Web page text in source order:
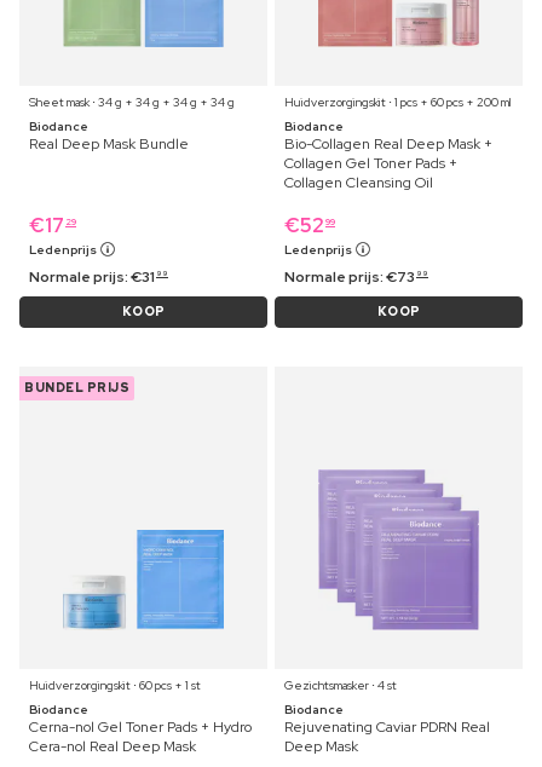
Sheet mask ⋅ 34 g + 34 g + 34 g + 34 g
Biodance
Real Deep Mask Bundle
€17 29
Ledenprijs
Normale prijs:€31 99
KOOP
Huidverzorgingskit ⋅ 1 pcs + 60 pcs + 200 ml
Biodance
Bio-Collagen Real Deep Mask +
Collagen Gel Toner Pads +
Collagen Cleansing Oil
€52 99
Ledenprijs
Normale prijs:€73 99
KOOP
BUNDEL PRIJS
Huidverzorgingskit ⋅ 60 pcs + 1 st
Biodance
Cerna-nol Gel Toner Pads + Hydro
Cera-nol Real Deep Mask
Gezichtsmasker ⋅ 4 st
Biodance
Rejuvenating Caviar PDRN Real
Deep Mask